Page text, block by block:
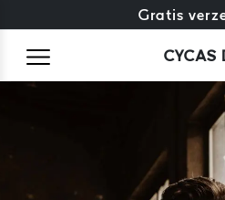
Gratis omruiling +
Gratis
CYCAS